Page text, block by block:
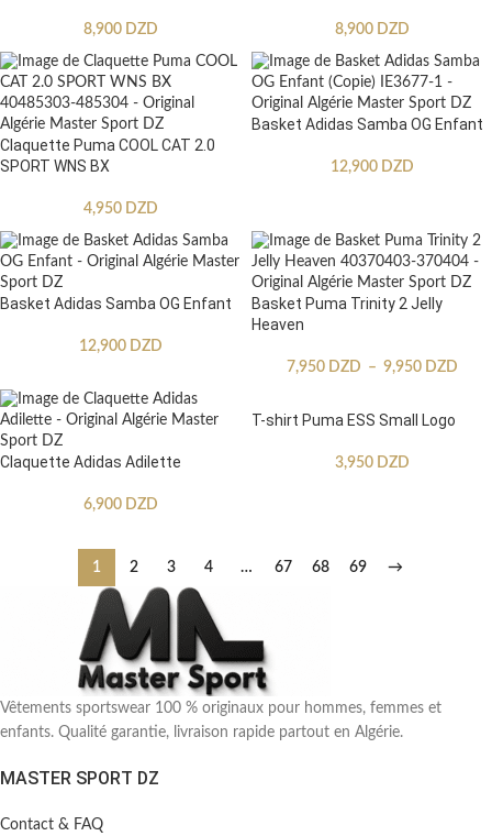
8,900 DZD 8,900 DZD
Claquette Puma COOL CAT 2.0
SPORT WNS BX
4,950 DZD
Basket Adidas Samba OG Enfant
12,900 DZD
Basket Adidas Samba OG Enfant
12,900 DZD
Basket Puma Trinity 2 Jelly
Heaven
7,950 DZD – 9,950 DZD
Claquette Adidas Adilette
6,900 DZD
T-shirt Puma ESS Small Logo
3,950 DZD
1 2 3 4 … 67 68 69 →
Vêtements sportswear 100 % originaux pour hommes, femmes et
enfants. Qualité garantie, livraison rapide partout en Algérie.
MASTER SPORT DZ
Contact & FAQ